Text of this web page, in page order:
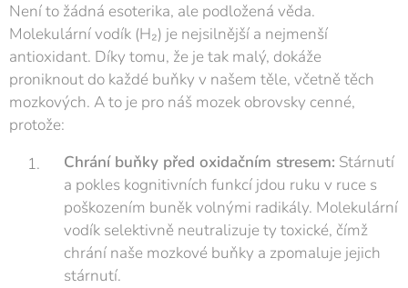
Není to žádná esoterika, ale podložená věda.
Molekulární vodík (H₂) je nejsilnější a nejmenší
antioxidant. Díky tomu, že je tak malý, dokáže
proniknout do každé buňky v našem těle, včetně těch
mozkových. A to je pro náš mozek obrovsky cenné,
protože:
Chrání buňky před oxidačním stresem: Stárnutí
a pokles kognitivních funkcí jdou ruku v ruce s
poškozením buněk volnými radikály. Molekulární
vodík selektivně neutralizuje ty toxické, čímž
chrání naše mozkové buňky a zpomaluje jejich
stárnutí.